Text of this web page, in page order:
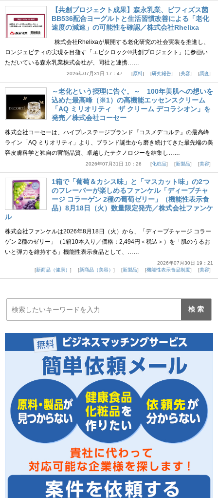
【共創プロジェクト成果】森永乳業、ビフィズス菌
BB536配合ヨーグルトと生活習慣改善による「老化
速度の減速」の可能性を確認／株式会社Rhelixa
株式会社Rhelixaが展開する老化研究の社会実装を推進し、
ロンジェビティの実現を目指す「エピクロック®共創プロジェクト」に参画い
ただいている森永乳業株式会社が、同社と連携……
2026年07月31日 17：47 原料 研究報告 美容 調査
～老化という摂理に告ぐ。～ 100年美肌への想いを
込めた最高峰（※1）の高機能エッセンスクリーム
「AQ ミリオリティ ザ クリーム デコラシオン」を
発売／株式会社コーセー
株式会社コーセーは、ハイプレステージブランド『コスメデコルテ』の最高峰
ライン「AQ ミリオリティ」より、ブランド誕生から磨き続けてきた最先端の美
容皮膚科学と独自の官能品質、卓越したテクノロジーを結集し……
2026年07月31日 10：26 化粧品 新製品 美容
1箱で「葡萄＆カシス味」と「マスカット味」の2つ
のフレーバーが楽しめるファンケル「ディープチャ
ージ コラーゲン 2種の葡萄ゼリー」（機能性表示食
品）8月18日（火）数量限定発売／株式会社ファンケ
ル
株式会社ファンケルは2026年8月18日（火）から、「ディープチャージ コラー
ゲン 2種のゼリー」（1箱10本入り／価格：2,494円＜税込＞）を「肌のうるお
いと弾力を維持する」機能性表示食品として、……
2026年07月30日 19：21
新商品（健康）
新商品（美容） 新製品 機能性表示食品制度 美容